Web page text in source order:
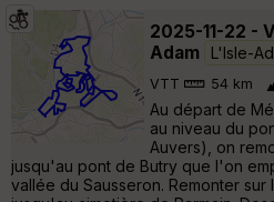
2025-11-22 -
Adam
L'Isle-
VTT 54 km
Au départ de
au niveau du
Auvers), on
jusqu'au pont de Butry que l'on
vallée du Sausseron. Remonter